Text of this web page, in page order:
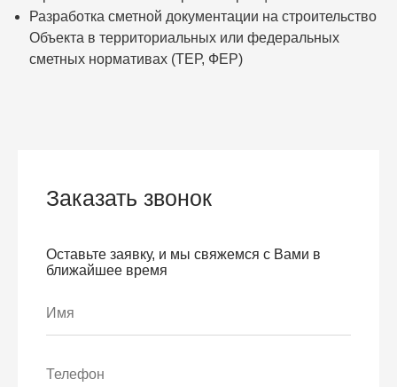
Разработка сметной документации на строительство
Объекта в территориальных или федеральных
сметных нормативах (ТЕР, ФЕР)
Заказать звонок
Оставьте заявку, и мы свяжемся с Вами в
ближайшее время